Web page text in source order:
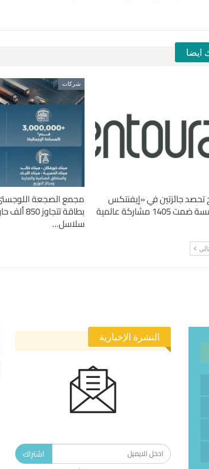
ايضا
تحصد جائزتين في «إيفنتكس
شركات
مجمع الصجعة
بطاقة
سلاسل…
النشرة الإخبارية
اشتراك